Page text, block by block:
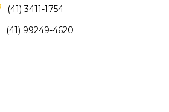
(41) 3411-1754
(41) 99249-4620